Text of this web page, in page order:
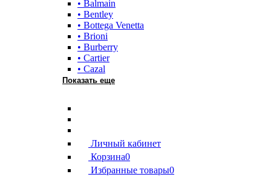
• Balmain
• Bentley
• Bottega Venetta
• Brioni
• Burberry
• Cartier
• Cazal
Показать еще
Личный кабинет
Корзина0
Избранные товары0